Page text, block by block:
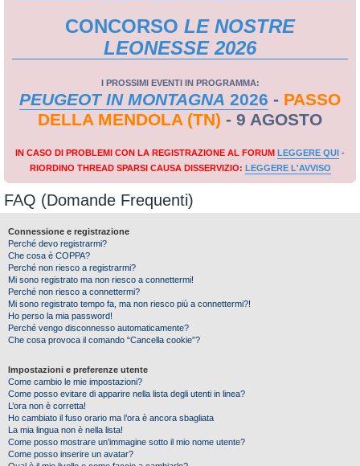
CONCORSO LE NOSTRE
LEONESSE 2026
I PROSSIMI EVENTI IN PROGRAMMA:
PEUGEOT IN MONTAGNA 2026 - PASSO
DELLA MENDOLA (TN) - 9 AGOSTO
IN CASO DI PROBLEMI CON LA REGISTRAZIONE AL FORUM LEGGERE QUI -
RIORDINO THREAD SPARSI CAUSA DISSERVIZIO: LEGGERE L'AVVISO
FAQ (Domande Frequenti)
Connessione e registrazione
Perché devo registrarmi?
Che cosa è COPPA?
Perché non riesco a registrarmi?
Mi sono registrato ma non riesco a connettermi!
Perché non riesco a connettermi?
Mi sono registrato tempo fa, ma non riesco più a connettermi?!
Ho perso la mia password!
Perché vengo disconnesso automaticamente?
Che cosa provoca il comando “Cancella cookie”?
Impostazioni e preferenze utente
Come cambio le mie impostazioni?
Come posso evitare di apparire nella lista degli utenti in linea?
L’ora non è corretta!
Ho cambiato il fuso orario ma l’ora è ancora sbagliata
La mia lingua non è nella lista!
Come posso mostrare un’immagine sotto il mio nome utente?
Come posso inserire un avatar?